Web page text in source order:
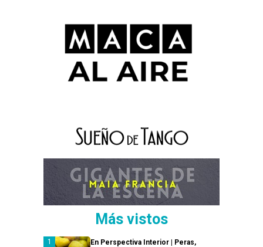
Más vistos
En Perspectiva Interior | Peras,